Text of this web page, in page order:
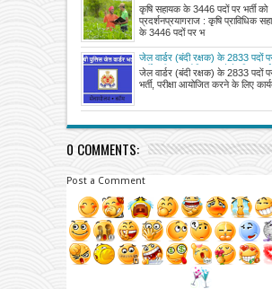
कृषि सहायक के 3446 पदों पर भर्ती को
प्रदर्शनप्रयागराज : कृषि प्राविधिक
के 3446 पदों पर भ
जेल वार्डर (बंदी रक्षक) के 2833 पदों
भर्ती, परीक्षा आयोजित करने के लिए
संस्थाओं से मांगे आवेदन
जेल वार्डर (बंदी रक्षक) के 2833 पदों
भर्ती, परीक्षा आयोजित करने के लिए
0 COMMENTS:
Post a Comment